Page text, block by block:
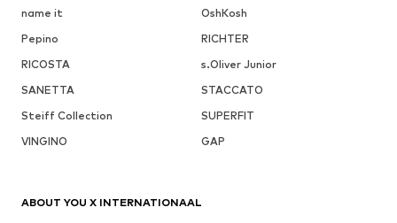
name it
OshKosh
Pepino
RICHTER
RICOSTA
s.Oliver Junior
SANETTA
STACCATO
Steiff Collection
SUPERFIT
VINGINO
GAP
ABOUT YOU X INTERNATIONAAL